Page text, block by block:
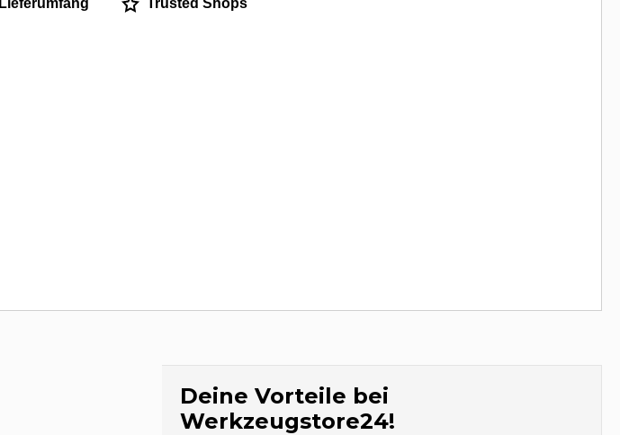
Lieferumfang Trusted Shops
Deine Vorteile bei
Werkzeugstore24!